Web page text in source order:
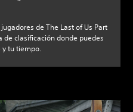
de The Last of Us Part
de clasificación donde puedes
y tu tiempo.